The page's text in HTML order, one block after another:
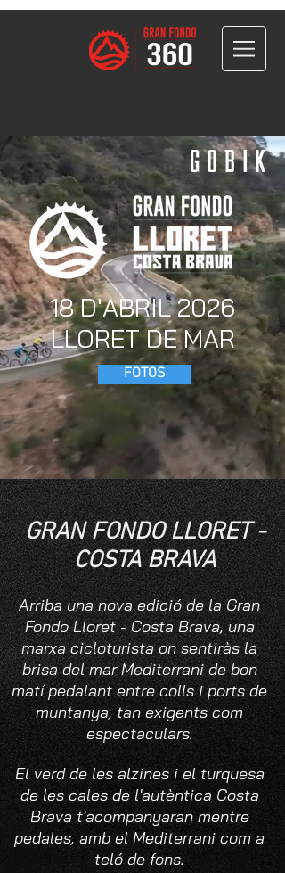
18 D'ABRIL 2026
LLORET DE MAR
FOTOS
GRAN FONDO LLORET -
COSTA BRAVA
Arriba una nova edició de la Gran
Fondo Lloret - Costa Brava, una
marxa cicloturista on sentiràs la
brisa del mar Mediterrani de bon
matí pedalant entre colls i ports de
muntanya, tan exigents com
espectaculars.
El verd de les alzines i el turquesa
de les cales de l'autèntica Costa
Brava t'acompanyaran mentre
pedales, amb el Mediterrani com a
teló de fons.